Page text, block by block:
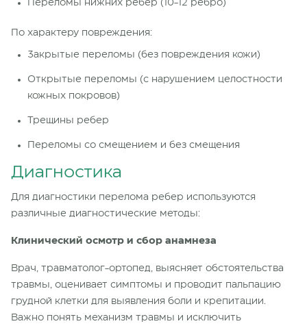
Переломы нижних ребер (10-12 ребро)
По характеру повреждения:
Закрытые переломы (без повреждения кожи)
Открытые переломы (с нарушением целостности
кожных покровов)
Трещины ребер
Переломы со смещением и без смещения
Диагностика
Для диагностики перелома ребер используются
различные диагностические методы:
Клинический осмотр и сбор анамнеза
Врач, травматолог-ортопед, выясняет обстоятельства
травмы, оценивает симптомы и проводит пальпацию
грудной клетки для выявления боли и крепитации.
Важно понять механизм травмы и исключить